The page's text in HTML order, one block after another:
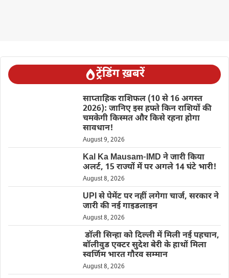
ट्रेंडिंग ख़बरें
साप्ताहिक राशिफल (10 से 16 अगस्त
2026): जानिए इस हफ्ते किन राशियों की
चमकेगी किस्मत और किसे रहना होगा
सावधान!
August 9, 2026
Kal Ka Mausam-IMD ने जारी किया
अलर्ट, 15 राज्यों में पर अगले 14 घंटे भारी!
August 8, 2026
UPI से पेमेंट पर नहीं लगेगा चार्ज, सरकार ने
जारी की नई गाइडलाइन
August 8, 2026
डॉली सिन्हा को दिल्ली में मिली नई पहचान,
बॉलीवुड एक्टर सुदेश बेरी के हाथों मिला
स्वर्णिम भारत गौरव सम्मान
August 8, 2026